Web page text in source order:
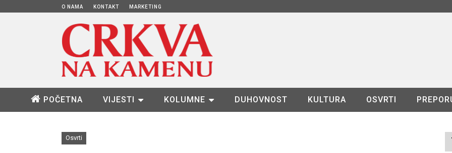
O NAMA KONTAKT MARKETING
POČETNA VIJESTI KOLUMNE DUHOVNOST KULTURA OSVRTI
Osvrti